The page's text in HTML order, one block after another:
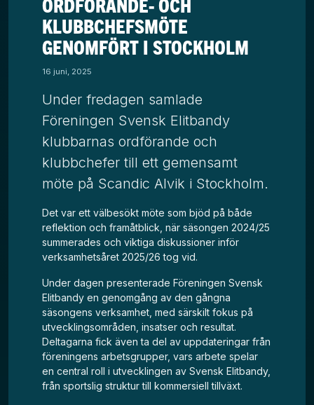
KLUBBCHEFSMÖTE
GENOMFÖRT I STOCKHOLM
16 juni, 2025
Under fredagen samlade
Föreningen Svensk Elitbandy
klubbarnas ordförande och
klubbchefer till ett gemensamt
möte på Scandic Alvik i Stockholm.
Det var ett välbesökt möte som bjöd på både
reflektion och framåtblick, när säsongen 2024/25
summerades och viktiga diskussioner inför
verksamhetsåret 2025/26 tog vid.
Under dagen presenterade Föreningen Svensk
Elitbandy en genomgång av den gångna
säsongens verksamhet, med särskilt fokus på
utvecklingsområden, insatser och resultat.
Deltagarna fick även ta del av uppdateringar från
föreningens arbetsgrupper, vars arbete spelar
en central roll i utvecklingen av Svensk Elitbandy,
från sportslig struktur till kommersiell tillväxt.